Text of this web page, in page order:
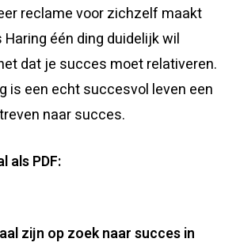
reclame voor zichzelf maakt
Haring één ding duidelijk wil
dat je succes moet relativeren.
is een echt succesvol leven een
naar succes.
als PDF:
zijn op zoek naar succes in